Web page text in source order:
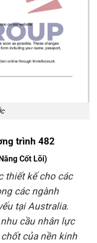
trình 482
Cốt Lõi)
thiết kế cho các
các ngành
tại Australia.
cầu nhân lực
của nền kinh